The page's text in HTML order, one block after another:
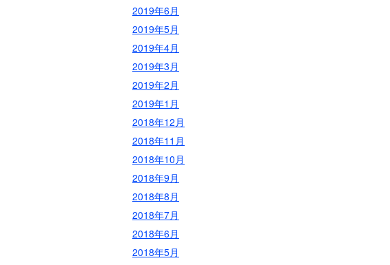
2019年6月
2019年5月
2019年4月
2019年3月
2019年2月
2019年1月
2018年12月
2018年11月
2018年10月
2018年9月
2018年8月
2018年7月
2018年6月
2018年5月